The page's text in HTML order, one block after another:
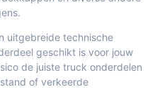
uitgebreide technische
geschikt is voor jouw
de juiste truck onderdelen
of verkeerde